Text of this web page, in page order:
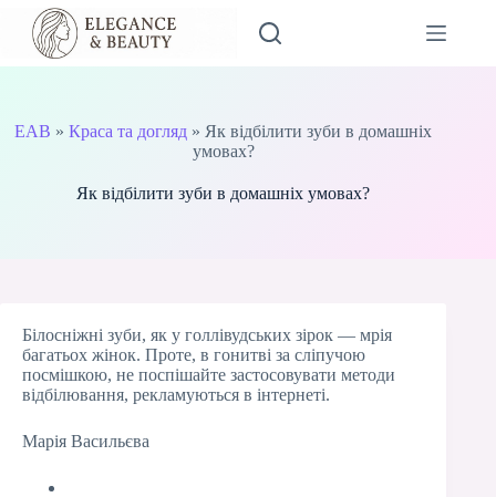
Перейти
вмісту
EAB »Краса та догляд » Як відбілити зуби в домашніх
умовах?
Як відбілити зуби в домашніх умовах?
Білосніжні зуби, як у голлівудських зірок — мрія
багатьох жінок. Проте, в гонитві за сліпучою
посмішкою, не поспішайте застосовувати методи
відбілювання, рекламуються в інтернеті.
Марія Васильєва